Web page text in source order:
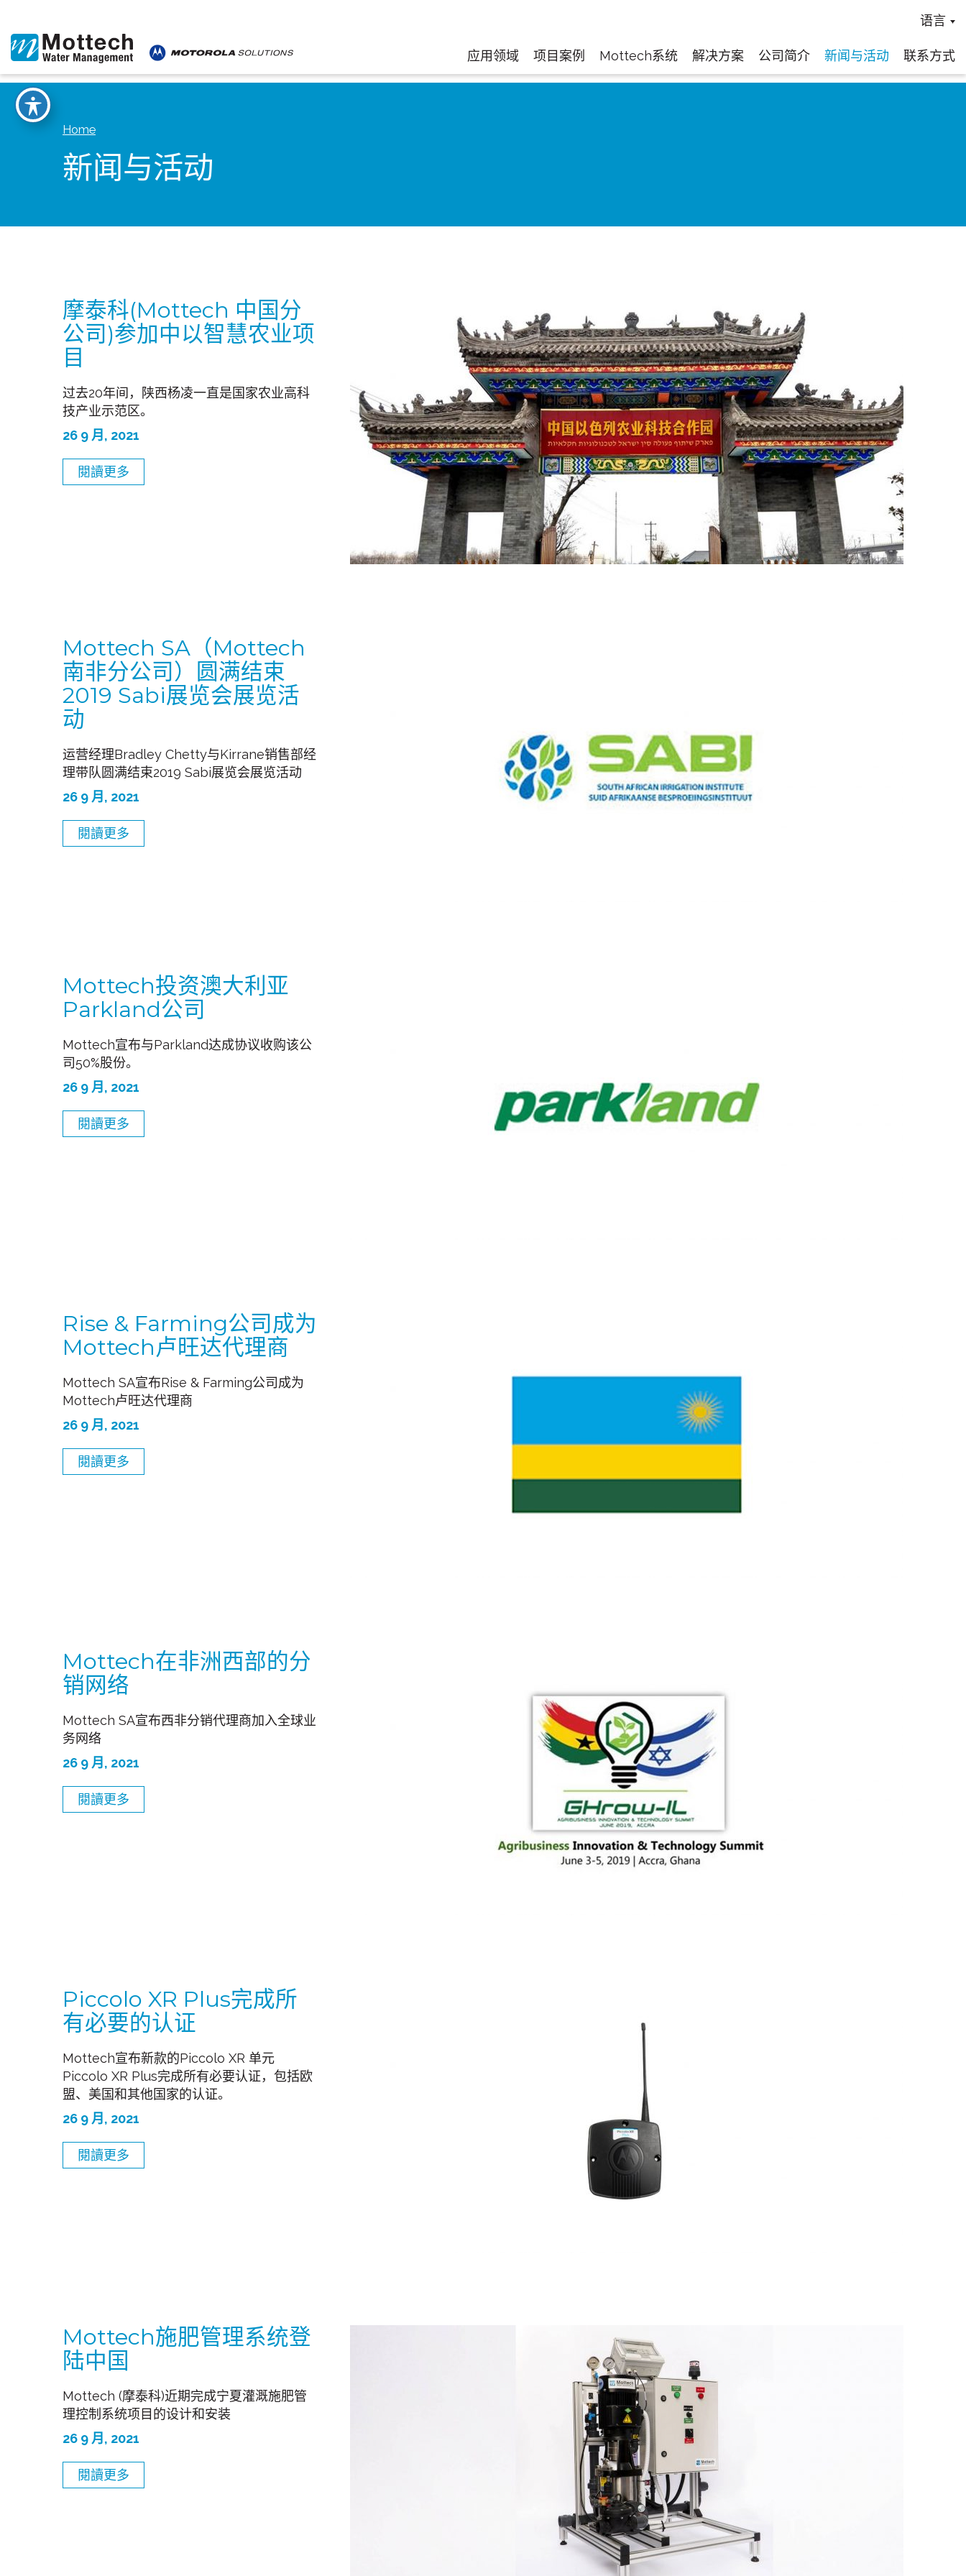
语言
应用领域 项目案例 Mottech系统 解决方案 公司简介 新闻与活动 联系方式
Home
新闻与活动
摩泰科(Mottech 中国分
公司)参加中以智慧农业项
目
过去20年间，陕西杨凌一直是国家农业高科
技产业示范区。
26 9 月, 2021
閱讀更多
Mottech SA（Mottech
南非分公司）圆满结束
2019 Sabi展览会展览活
动
运营经理Bradley Chetty与Kirrane销售部经
理带队圆满结束2019 Sabi展览会展览活动
26 9 月, 2021
閱讀更多
Mottech投资澳大利亚
Parkland公司
Mottech宣布与Parkland达成协议收购该公
司50%股份。
26 9 月, 2021
閱讀更多
Rise & Farming公司成为
Mottech卢旺达代理商
Mottech SA宣布Rise & Farming公司成为
Mottech卢旺达代理商
26 9 月, 2021
閱讀更多
Mottech在非洲西部的分
销网络
Mottech SA宣布西非分销代理商加入全球业
务网络
26 9 月, 2021
閱讀更多
Piccolo XR Plus完成所
有必要的认证
Mottech宣布新款的Piccolo XR 单元
Piccolo XR Plus完成所有必要认证，包括欧
盟、美国和其他国家的认证。
26 9 月, 2021
閱讀更多
Mottech施肥管理系统登
陆中国
Mottech (摩泰科)近期完成宁夏灌溉施肥管
理控制系统项目的设计和安装
26 9 月, 2021
閱讀更多